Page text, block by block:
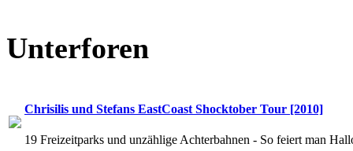
Unterforen
Chrisilis und Stefans EastCoast Shocktober Tour [2010]
19 Freizeitparks und unzählige Achterbahnen - So feiert man